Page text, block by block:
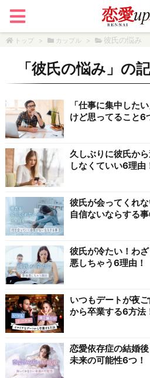
トップ > カップル > 彼氏の悩み
「彼氏の悩み 」の
「仕事に集中した
けど思ってること6
久しぶりに彼氏か
しなくていい6理由
彼氏が会ってくれ
自信ないならする
彼氏が冷たい！わ
悪しちゃう6理由！
いつもデートが夜
から卒業する6方法
恋愛依存症の結婚
未来の可能性6つ！